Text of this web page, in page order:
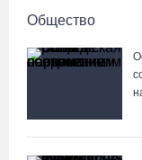
Вологодская
«Матча Дружбы» в
58-летняя
Общество